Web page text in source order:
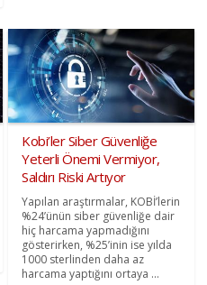
Kobi’ler Siber Güvenliğe
Yeterli Önemi Vermiyor,
Saldırı Riski Artıyor
Yapılan araştırmalar, KOBİ’lerin
%24’ünün siber güvenliğe dair
hiç harcama yapmadığını
gösterirken, %25’inin ise yılda
1000 sterlinden daha az
harcama yaptığını ortaya ...